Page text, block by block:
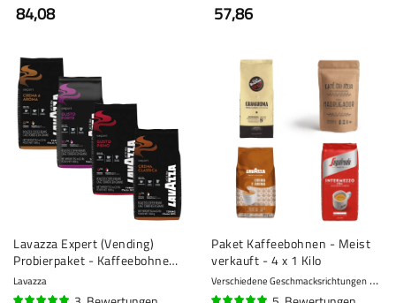
84,08 57,86
Lavazza Expert (Vending)
Probierpaket - Kaffeebohnen
- 4 x 1 Kilo
Lavazza
Paket Kaffeebohnen - Meist
verkauft - 4 x 1 Kilo
Verschiedene Geschmacksrichtungen 10